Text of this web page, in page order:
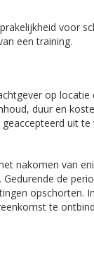
voor
een training.
op
duur en
uit te
nakomen van
de
opschorten.
te